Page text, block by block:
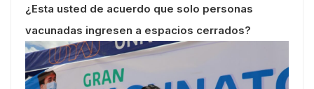
¿Esta usted de acuerdo que solo personas
vacunadas ingresen a espacios cerrados?